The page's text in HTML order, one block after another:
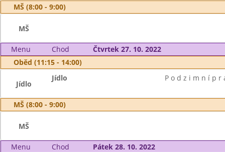
MŠ (8:00 - 9:00)
MŠ
Menu Chod
Čtvrtek 27. 10. 2022
Oběd (11:15 - 14:00)
Jídlo
Jídlo P o d z i m n í p r
MŠ (8:00 - 9:00)
MŠ
Menu Chod
Pátek 28. 10. 2022